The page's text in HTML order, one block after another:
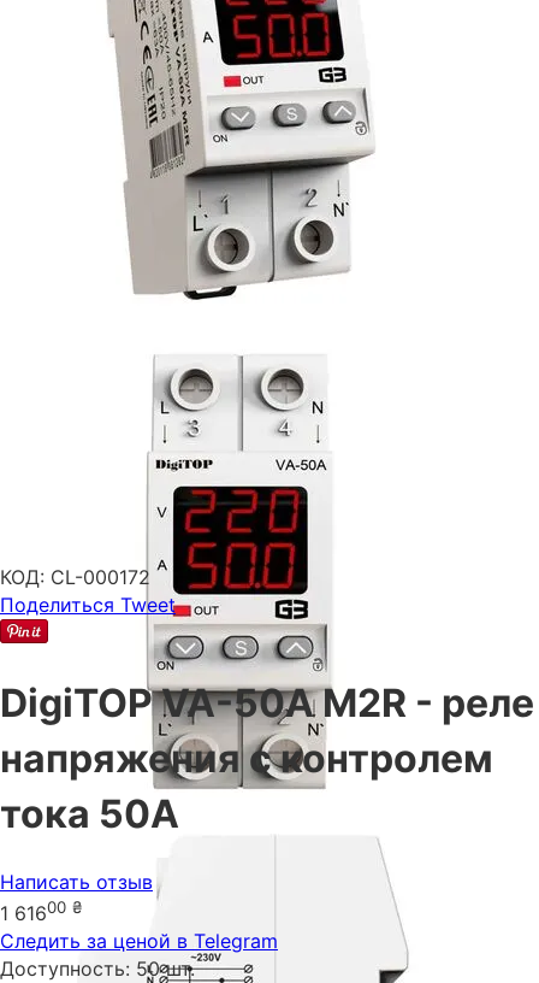
КОД: CL-000172
Поделиться Tweet
DigiTOP VA-50A M2R - реле
напряжения с контролем
тока 50А
Написать отзыв
1 61600 ₴
Следить за ценой в Telegram
Доступность: 50 шт.